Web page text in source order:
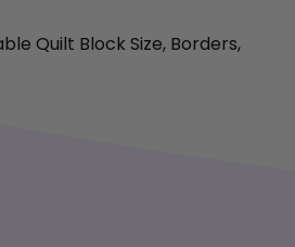
Quilt Block Size, Borders,